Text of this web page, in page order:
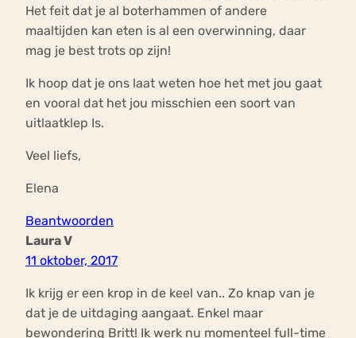
Het feit dat je al boterhammen of andere
maaltijden kan eten is al een overwinning, daar
mag je best trots op zijn!
Ik hoop dat je ons laat weten hoe het met jou gaat
en vooral dat het jou misschien een soort van
uitlaatklep Is.
Veel liefs,
Elena
Beantwoorden
Laura V
11 oktober, 2017
Ik krijg er een krop in de keel van.. Zo knap van je
dat je de uitdaging aangaat. Enkel maar
bewondering Britt! Ik werk nu momenteel full-time